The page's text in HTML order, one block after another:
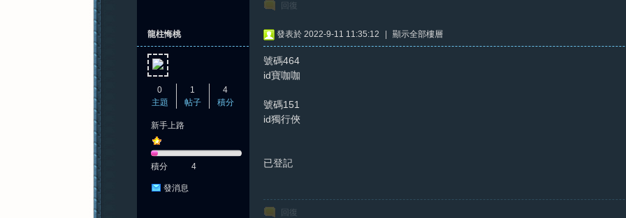
回復
龍柱悔桃
0
主題
1
帖子
4
積分
新手上路
積分 4
發消息
發表於 2022-9-11 11:35:12 顯示全部樓層
號碼464
id寶咖咖
號碼151
id獨行俠
已登記
回復